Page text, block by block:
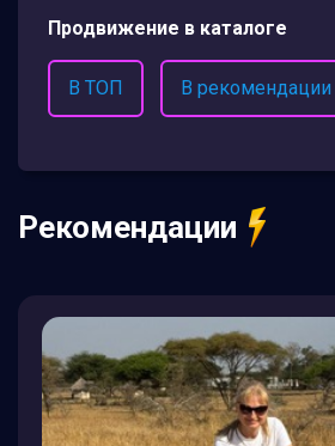
Продвижение в каталоге
В ТОП В рекомендации
Рекомендации